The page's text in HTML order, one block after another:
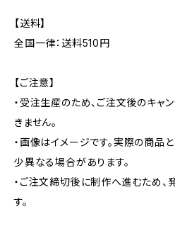
【送料】
全国一律：送料510円
【ご注意】
・受注生産のため、ご注文後のキャ
きません。
・画像はイメージです。実際の商品
少異なる場合があります。
・ご注文締切後に制作へ進むため、
す。